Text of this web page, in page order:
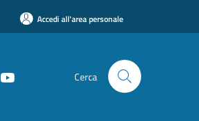
Accedi all'area personale
Cerca